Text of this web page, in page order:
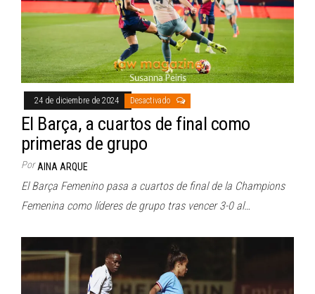
24 de diciembre de 2024 Desactivado
El Barça, a cuartos de final como
primeras de grupo
Por AINA ARQUE
El Barça Femenino pasa a cuartos de final de la Champions
Femenina como líderes de grupo tras vencer 3-0 al…